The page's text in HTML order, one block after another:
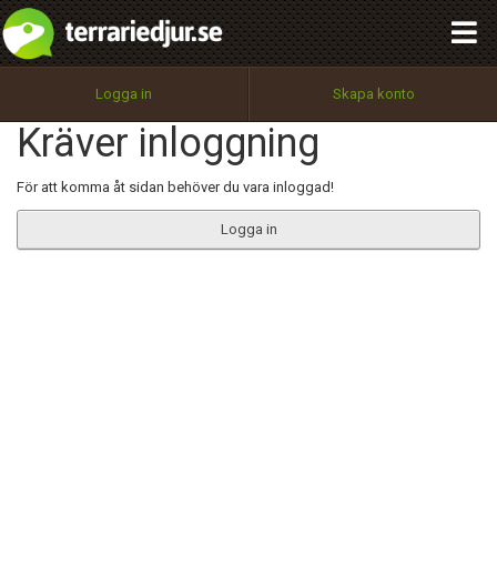
Logga in Skapa konto
Kräver inloggning
För att komma åt sidan behöver du vara inloggad!
Logga in
Utför
100%
OK
integritetspolicy
Namn:
Epost:
Begär nytt lösenord
Tillbaka till förstasidan